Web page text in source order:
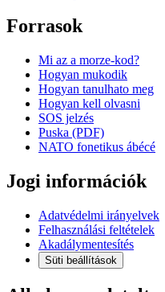
Forrasok
Mi az a morze-kod?
Hogyan mukodik
Hogyan tanulhato meg
Hogyan kell olvasni
SOS jelzés
Puska (PDF)
NATO fonetikus ábécé
Jogi információk
Adatvédelmi irányelvek
Felhasználási feltételek
Akadálymentesítés
Süti beállítások